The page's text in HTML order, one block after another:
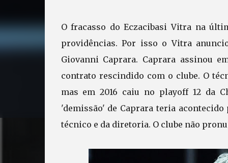
O fracasso do Eczacibasi Vitra na
providências. Por isso o Vitra
Giovanni Caprara. Caprara assinou
contrato rescindido com o clube. O
mas em 2016 caiu no playoff 12 da
'demissão' de Caprara teria
técnico e da diretoria. O clube não